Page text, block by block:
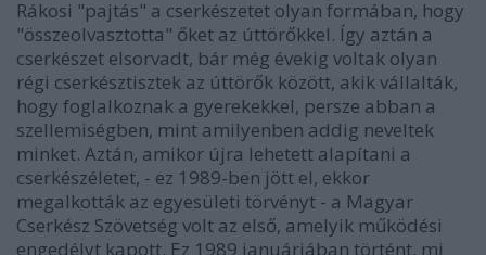
Rákosi "pajtás" a cserkészetet olyan formában, hogy
"összeolvasztotta" őket az úttörőkkel. Így aztán a
cserkészet elsorvadt, bár még évekig voltak olyan
régi cserkésztisztek az úttörők között, akik vállalták,
hogy foglalkoznak a gyerekekkel, persze abban a
szellemiségben, mint amilyenben addig neveltek
minket. Aztán, amikor újra lehetett alapítani a
cserkészéletet, - ez 1989-ben jött el, ekkor
megalkották az egyesületi törvényt - a Magyar
Cserkész Szövetség volt az első, amelyik működési
engedélyt kapott. Ez 1989 januárjában történt, mi